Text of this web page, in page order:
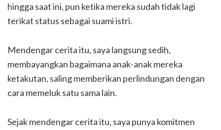
hingga saat ini, pun ketika mereka sudah tidak lagi
terikat status sebagai suami istri.
Mendengar cerita itu, saya langsung sedih,
membayangkan bagaimana anak-anak mereka
ketakutan, saling memberikan perlindungan dengan
cara memeluk satu sama lain.
Sejak mendengar cerita itu, saya punya komitmen